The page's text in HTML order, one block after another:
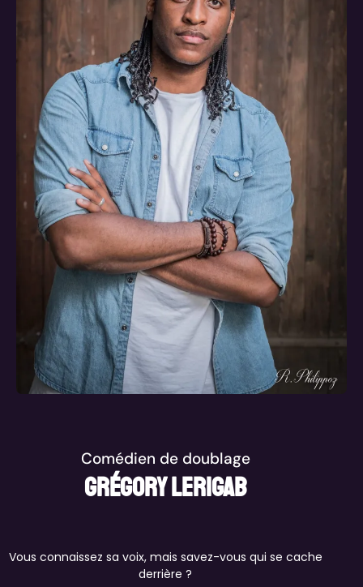
Comédien de doublage
Grégory Lerigab
Vous connaissez sa voix, mais savez-vous qui se cache
derrière ?